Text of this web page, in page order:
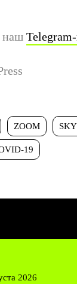
наш
ZOOM
19
2026